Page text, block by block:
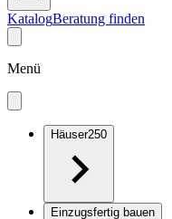
KatalogBeratung finden
Menü
Häuser250
Einzugsfertig bauen